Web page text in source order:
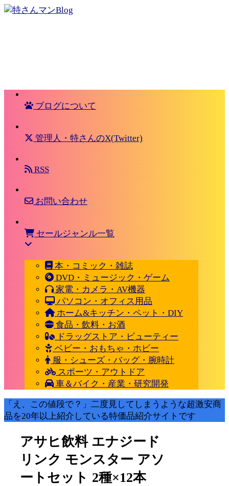
ブログについて
管理人・特さんのX(Twitter)
RSS
お問い合わせ
セールジャンル一覧
本・コミック・雑誌
DVD・ミュージック・ゲーム
家電・カメラ・AV機器
パソコン・オフィス用品
ホーム&キッチン・ペット・DIY
食品・飲料・お酒
ドラッグストア・ビューティー
ベビー・おもちゃ・ホビー
服・シューズ・バッグ・腕時計
スポーツ・アウトドア
車＆バイク・産業・研究開発
「え、この値段で？」二度見してしまうような超激安商
品を20年以上紹介している特価品紹介サイトです
アサヒ飲料 エナジード
リンク モンスター アソ
ートセット 2種×12本